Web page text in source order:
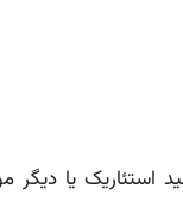
یا دیگر